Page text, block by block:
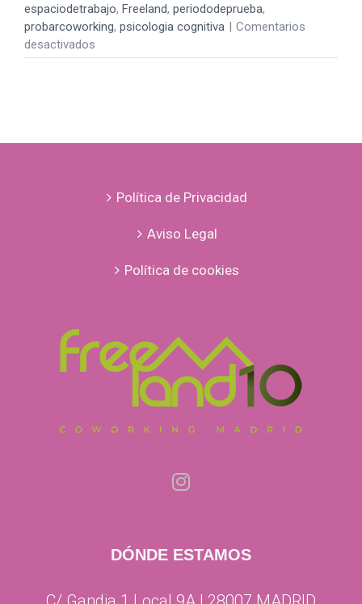
espaciodetrabajo, Freeland, periododeprueba,
probarcoworking, psicologia cognitiva | Comentarios
desactivados
VEN
FREELAND
Política de Privacidad
Aviso Legal
Política de cookies
DÓNDE ESTAMOS